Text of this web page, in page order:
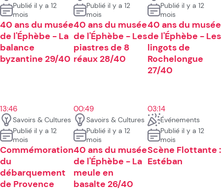
Publié il y a 12
mois
40 ans du musée
de l'Éphèbe - La
balance
byzantine 29/40
Publié il y a 12
mois
40 ans du musée
de l'Éphèbe - Les
piastres de 8
réaux 28/40
Publié il y a 12
mois
40 ans du musée
de l'Éphèbe - Les
lingots de
Rochelongue
27/40
13:46
Savoirs & Cultures
Publié il y a 12
mois
Commémoration
du
débarquement
de Provence
00:49
Savoirs & Cultures
Publié il y a 12
mois
40 ans du musée
de l'Éphèbe - La
meule en
basalte 26/40
03:14
Événements
Publié il y a 12
mois
Scène Flottante :
Estéban